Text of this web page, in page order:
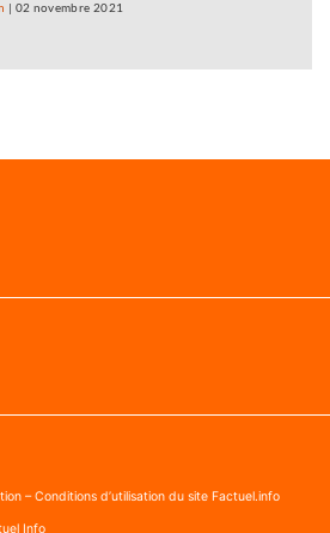
| 02 novembre 2021
– Conditions d’utilisation du site Factuel.info
Info